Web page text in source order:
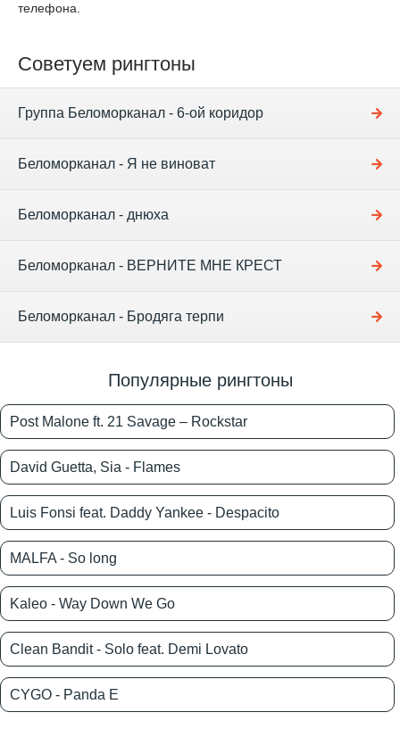
телефона.
Советуем рингтоны
Группа Беломорканал - 6-ой коридор
Беломорканал - Я не виноват
Беломорканал - днюха
Беломорканал - ВЕРНИТЕ МНЕ КРЕСТ
Беломорканал - Бродяга терпи
Популярные рингтоны
Post Malone ft. 21 Savage – Rockstar
David Guetta, Sia - Flames
Luis Fonsi feat. Daddy Yankee - Despacito
MALFA - So long
Kaleo - Way Down We Go
Clean Bandit - Solo feat. Demi Lovato
CYGO - Panda E